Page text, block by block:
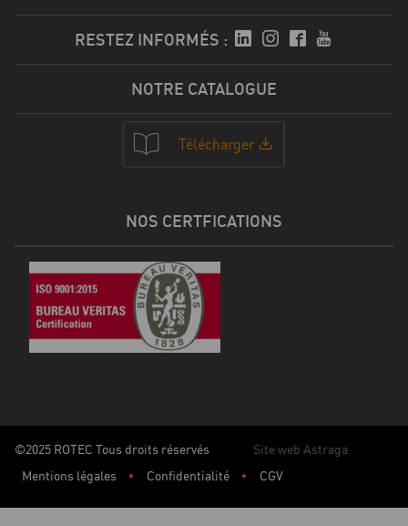
RESTEZ INFORMÉS :
NOTRE CATALOGUE
Télécharger
NOS CERTFICATIONS
©2025 ROTEC Tous droits réservés
Site web Astraga
Mentions légales
Confidentialité CGV